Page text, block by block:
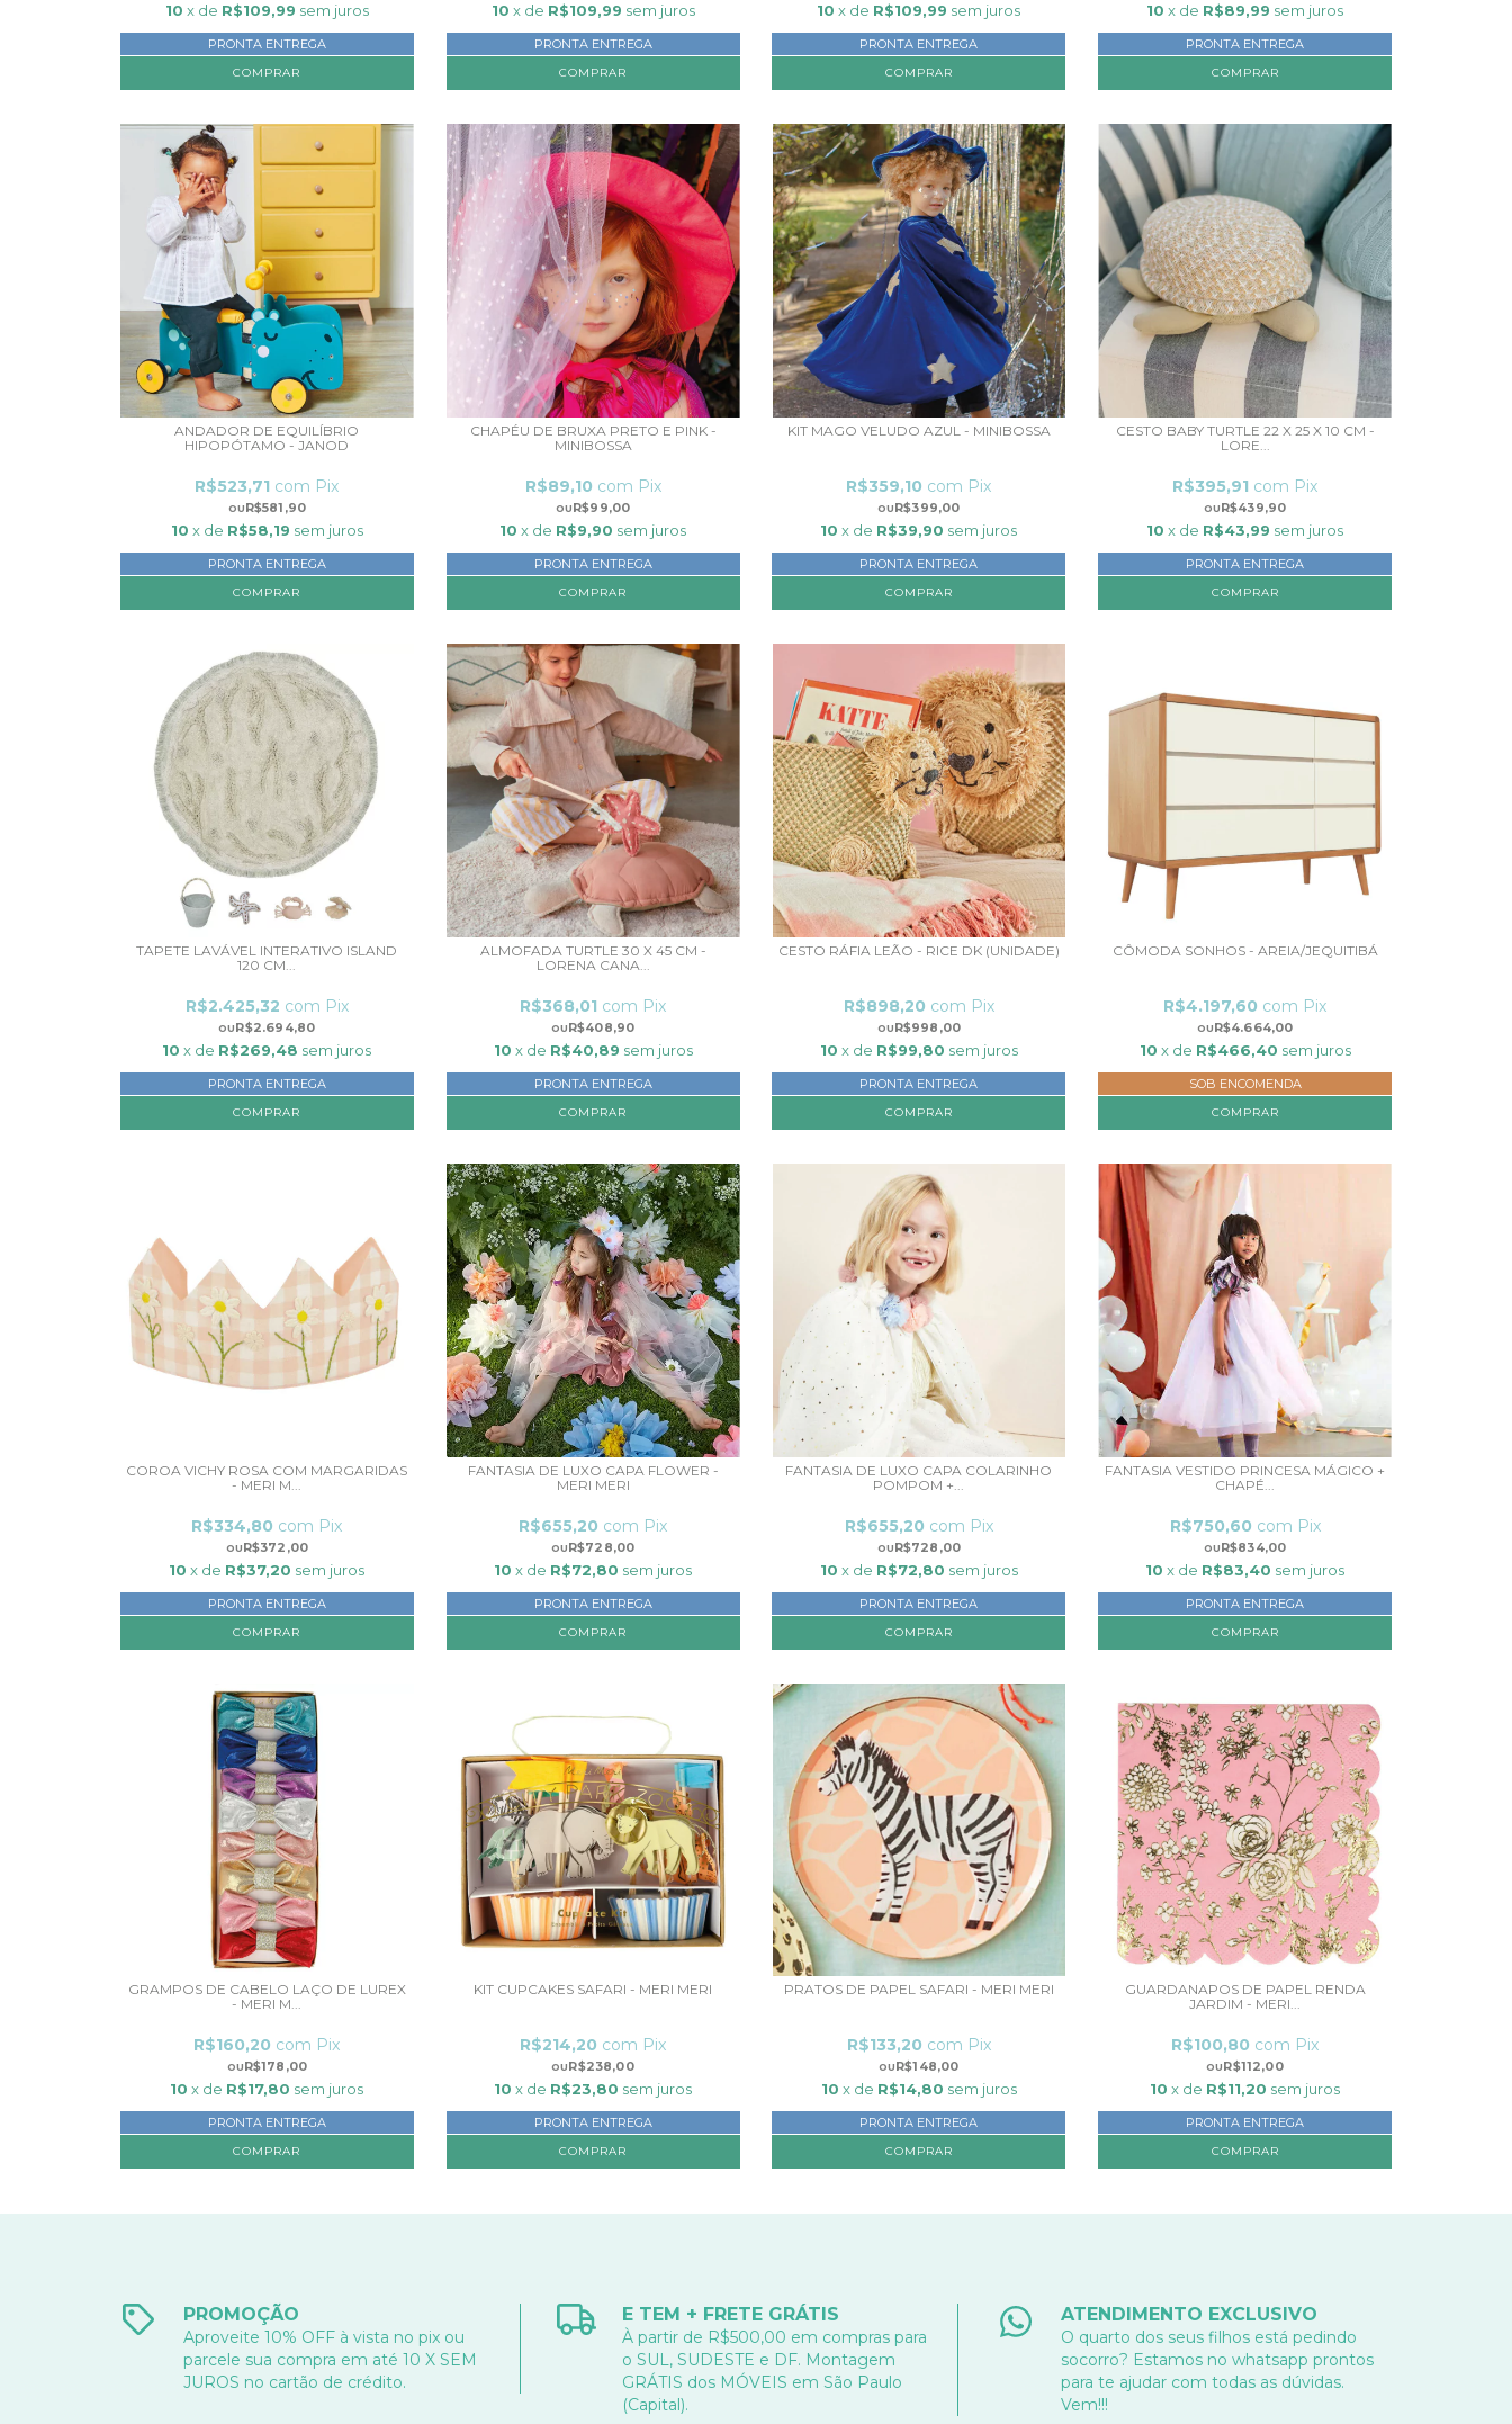
10 x de R$109,99 sem juros
PRONTA ENTREGA
10 x de R$109,99 sem juros
PRONTA ENTREGA
10 x de R$109,99 sem juros
PRONTA ENTREGA
10 x de R$89,99 sem juros
PRONTA ENTREGA
ANDADOR DE EQUILÍBRIO
HIPOPÓTAMO - JANOD
R$581,90
R$523,71 com Pix
10 x de R$58,19 sem juros
PRONTA ENTREGA
CHAPÉU DE BRUXA PRETO E PINK -
MINIBOSSA
R$99,00
R$89,10 com Pix
10 x de R$9,90 sem juros
PRONTA ENTREGA
KIT MAGO VELUDO AZUL - MINIBOSSA
R$399,00
R$359,10 com Pix
10 x de R$39,90 sem juros
PRONTA ENTREGA
CESTO BABY TURTLE 22 X 25 X 10 CM -
LORE...
R$439,90
R$395,91 com Pix
10 x de R$43,99 sem juros
PRONTA ENTREGA
TAPETE LAVÁVEL INTERATIVO ISLAND
120 CM...
R$2.694,80
R$2.425,32 com Pix
10 x de R$269,48 sem juros
PRONTA ENTREGA
ALMOFADA TURTLE 30 X 45 CM -
LORENA CANA...
R$408,90
R$368,01 com Pix
10 x de R$40,89 sem juros
PRONTA ENTREGA
CESTO RÁFIA LEÃO - RICE DK (UNIDADE)
R$998,00
R$898,20 com Pix
10 x de R$99,80 sem juros
PRONTA ENTREGA
COMPRAR
CÔMODA SONHOS - AREIA/JEQUITIBÁ
R$4.664,00
R$4.197,60 com Pix
10 x de R$466,40 sem juros
SOB ENCOMENDA
COMPRAR
COROA VICHY ROSA COM MARGARIDAS
- MERI M...
R$372,00
R$334,80 com Pix
10 x de R$37,20 sem juros
PRONTA ENTREGA
FANTASIA DE LUXO CAPA FLOWER -
MERI MERI
R$728,00
R$655,20 com Pix
10 x de R$72,80 sem juros
PRONTA ENTREGA
FANTASIA DE LUXO CAPA COLARINHO
POMPOM +...
R$728,00
R$655,20 com Pix
10 x de R$72,80 sem juros
PRONTA ENTREGA
FANTASIA VESTIDO PRINCESA MÁGICO +
CHAPÉ...
R$834,00
R$750,60 com Pix
10 x de R$83,40 sem juros
PRONTA ENTREGA
COMPRAR
GRAMPOS DE CABELO LAÇO DE LUREX
- MERI M...
R$178,00
R$160,20 com Pix
10 x de R$17,80 sem juros
PRONTA ENTREGA
KIT CUPCAKES SAFARI - MERI MERI
R$238,00
R$214,20 com Pix
10 x de R$23,80 sem juros
PRONTA ENTREGA
PRATOS DE PAPEL SAFARI - MERI MERI
R$148,00
R$133,20 com Pix
10 x de R$14,80 sem juros
PRONTA ENTREGA
GUARDANAPOS DE PAPEL RENDA
JARDIM - MERI...
R$112,00
R$100,80 com Pix
10 x de R$11,20 sem juros
PRONTA ENTREGA
PROMOÇÃO
Aproveite 10% OFF à vista no pix ou
parcele sua compra em até 10 X SEM
JUROS no cartão de crédito.
E TEM + FRETE GRÁTIS
À partir de R$500,00 em compras para
o SUL, SUDESTE e DF. Montagem
GRÁTIS dos MÓVEIS em São Paulo
(Capital).
ATENDIMENTO EXCLUSIVO
O quarto dos seus filhos está pedindo
socorro? Estamos no whatsapp prontos
para te ajudar com todas as dúvidas.
Vem!!!